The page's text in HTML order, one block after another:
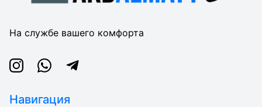
На службе вашего комфорта
InstagramWhatsappTelegram
Навигация